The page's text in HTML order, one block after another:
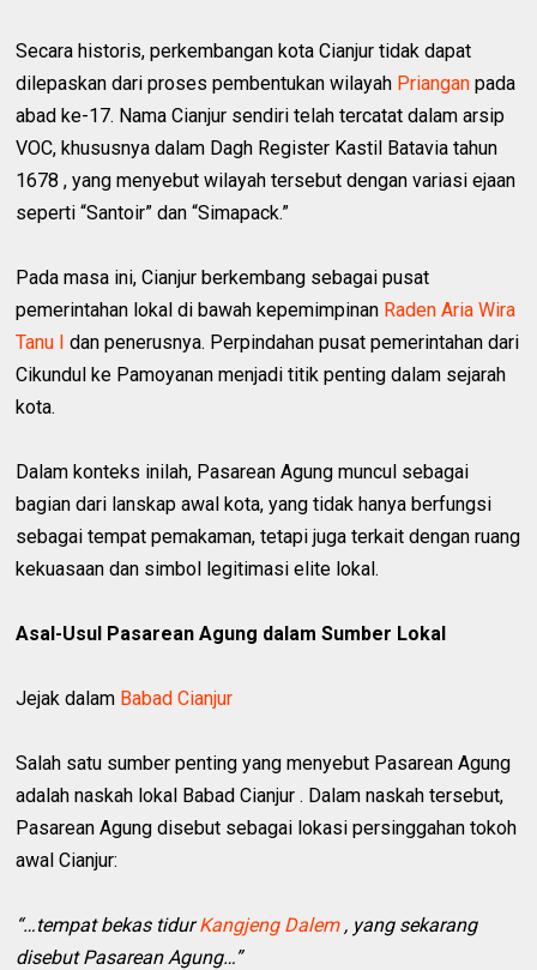
Secara historis, perkembangan kota Cianjur tidak dapat
dilepaskan dari proses pembentukan wilayah Priangan pada
abad ke-17. Nama Cianjur sendiri telah tercatat dalam arsip
VOC, khususnya dalam Dagh Register Kastil Batavia tahun
1678 , yang menyebut wilayah tersebut dengan variasi ejaan
seperti “Santoir” dan “Simapack.”
Pada masa ini, Cianjur berkembang sebagai pusat
pemerintahan lokal di bawah kepemimpinan Raden Aria Wira
Tanu I dan penerusnya. Perpindahan pusat pemerintahan dari
Cikundul ke Pamoyanan menjadi titik penting dalam sejarah
kota.
Dalam konteks inilah, Pasarean Agung muncul sebagai
bagian dari lanskap awal kota, yang tidak hanya berfungsi
sebagai tempat pemakaman, tetapi juga terkait dengan ruang
kekuasaan dan simbol legitimasi elite lokal.
Asal-Usul Pasarean Agung dalam Sumber Lokal
Jejak dalam Babad Cianjur
Salah satu sumber penting yang menyebut Pasarean Agung
adalah naskah lokal Babad Cianjur . Dalam naskah tersebut,
Pasarean Agung disebut sebagai lokasi persinggahan tokoh
awal Cianjur:
“…tempat bekas tidurKangjeng Dalem, yang sekarang
disebut Pasarean Agung…”